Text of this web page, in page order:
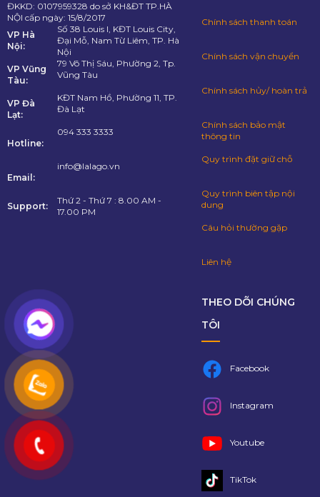
ĐKKD: 0107959328 do sở KH&ĐT TP.HÀ
NỘI cấp ngày: 15/8/2017
VP Hà
Nội:
Số 38 Louis I, KĐT Louis City,
Đại Mỗ, Nam Từ Liêm, TP. Hà
Nội
VP Vũng
Tàu:
79 Võ Thị Sáu, Phường 2, Tp.
Vũng Tàu
VP Đà
Lạt:
KĐT Nam Hồ, Phường 11, TP.
Đà Lạt
Hotline:
094 333 3333
Email:
info@lalago.vn
Support:
Thứ 2 - Thứ 7 : 8.00 AM -
17.00 PM
Chính sách thanh toán
Chính sách vận chuyển
Chính sách hủy/ hoàn trả
Chính sách bảo mật
thông tin
Quy trình đặt giữ chỗ
Quy trình biên tập nội
dung
Câu hỏi thường gặp
Liên hệ
THEO DÕI CHÚNG
TÔI
Facebook
Instagram
Youtube
TikTok